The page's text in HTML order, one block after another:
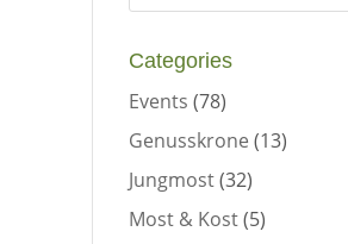
Categories
Events (78)
Genusskrone (13)
Jungmost(32)
Most & Kost(5)